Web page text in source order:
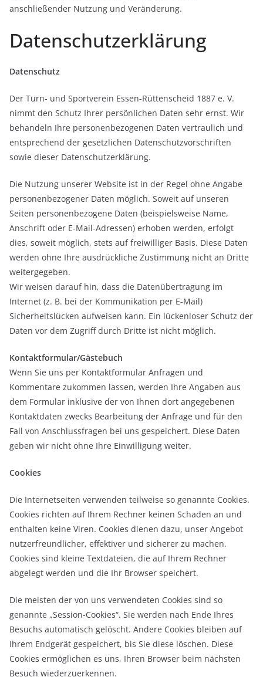
anschließender Nutzung und Veränderung.
Datenschutzerklärung
Datenschutz
Der Turn- und Sportverein Essen-Rüttenscheid 1887 e. V.
nimmt den Schutz Ihrer persönlichen Daten sehr ernst. Wir
behandeln Ihre personenbezogenen Daten vertraulich und
entsprechend der gesetzlichen Datenschutzvorschriften
sowie dieser Datenschutzerklärung.
Die Nutzung unserer Website ist in der Regel ohne Angabe
personenbezogener Daten möglich. Soweit auf unseren
Seiten personenbezogene Daten (beispielsweise Name,
Anschrift oder E-Mail-Adressen) erhoben werden, erfolgt
dies, soweit möglich, stets auf freiwilliger Basis. Diese Daten
werden ohne Ihre ausdrückliche Zustimmung nicht an Dritte
weitergegeben.
Wir weisen darauf hin, dass die Datenübertragung im
Internet (z. B. bei der Kommunikation per E-Mail)
Sicherheitslücken aufweisen kann. Ein lückenloser Schutz der
Daten vor dem Zugriff durch Dritte ist nicht möglich.
Kontaktformular/Gästebuch
Wenn Sie uns per Kontaktformular Anfragen und
Kommentare zukommen lassen, werden Ihre Angaben aus
dem Formular inklusive der von Ihnen dort angegebenen
Kontaktdaten zwecks Bearbeitung der Anfrage und für den
Fall von Anschlussfragen bei uns gespeichert. Diese Daten
geben wir nicht ohne Ihre Einwilligung weiter.
Cookies
Die Internetseiten verwenden teilweise so genannte Cookies.
Cookies richten auf Ihrem Rechner keinen Schaden an und
enthalten keine Viren. Cookies dienen dazu, unser Angebot
nutzerfreundlicher, effektiver und sicherer zu machen.
Cookies sind kleine Textdateien, die auf Ihrem Rechner
abgelegt werden und die Ihr Browser speichert.
Die meisten der von uns verwendeten Cookies sind so
genannte „Session-Cookies“. Sie werden nach Ende Ihres
Besuchs automatisch gelöscht. Andere Cookies bleiben auf
Ihrem Endgerät gespeichert, bis Sie diese löschen. Diese
Cookies ermöglichen es uns, Ihren Browser beim nächsten
Besuch wiederzuerkennen.